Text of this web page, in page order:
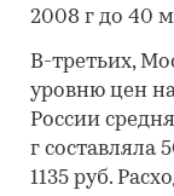
2008 г до 40
В-третьих,
уровню цен
России
г составляла
1135 руб.